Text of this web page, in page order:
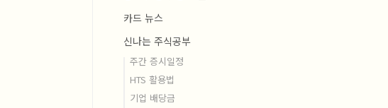
카드 뉴스
신나는 주식공부
주간 증시일정
HTS 활용법
기업 배당금